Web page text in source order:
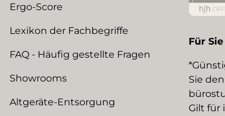
Ergo-Score
Lexikon der Fachbegriffe
FAQ - Häufig gestellte Fragen
Showrooms
Altgeräte-Entsorgung
Für
Sie
Gilt für